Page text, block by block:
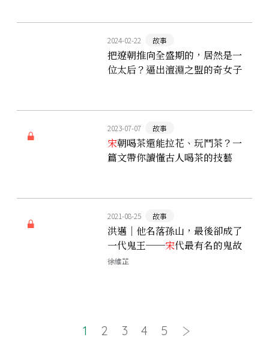
2024-02-22 故事
把遼朝推向全盛期的，居然是一
位太后？逼出澶淵之盟的奇女子
2023-07-07 故事
宋朝喝茶還能拉花、玩鬥茶？一
篇文帶你讀懂古人喝茶的技藝
2021-08-25 故事
洪邁｜他名落孫山，最後卻成了
一代鬼王──宋代最有名的鬼故
事大王如何煉成？
徐維芷
1 2 3 4 5